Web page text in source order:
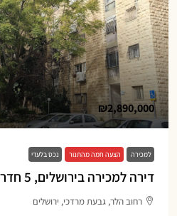
₪2,890,000
למכירה הצעה חמה מהתנור נכס בלעדי
דירה למכירה בירושלים, 5 חדרים, רחוב הלר
רחוב הלר, גבעת מרדכי, ירושלים